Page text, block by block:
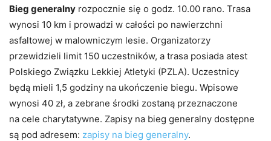
Bieg generalny rozpocznie się o godz. 10.00 rano. Trasa
wynosi 10 km i prowadzi w całości po nawierzchni
asfaltowej w malowniczym lesie. Organizatorzy
przewidzieli limit 150 uczestników, a trasa posiada atest
Polskiego Związku Lekkiej Atletyki (PZLA). Uczestnicy
będą mieli 1,5 godziny na ukończenie biegu. Wpisowe
wynosi 40 zł, a zebrane środki zostaną przeznaczone
na cele charytatywne. Zapisy na bieg generalny dostępne
są pod adresem: zapisy na bieg generalny.